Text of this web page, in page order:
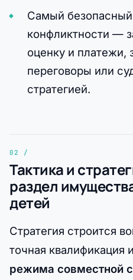
Самый
конфликтности —
оценку и платежи,
переговоры или
стратегией.
Тактика и
раздел
детей
Стратегия строится
точная квалификация
режима совместной